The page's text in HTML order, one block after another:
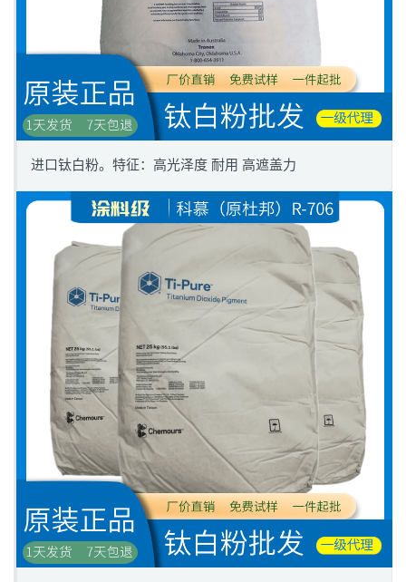
进口钛白粉。特征：高光泽度 耐用 高遮盖力